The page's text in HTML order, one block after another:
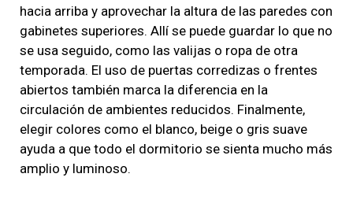
hacia arriba y aprovechar la altura de las paredes con
gabinetes superiores. Allí se puede guardar lo que no
se usa seguido, como las valijas o ropa de otra
temporada. El uso de puertas corredizas o frentes
abiertos también marca la diferencia en la
circulación de ambientes reducidos. Finalmente,
elegir colores como el blanco, beige o gris suave
ayuda a que todo el dormitorio se sienta mucho más
amplio y luminoso.